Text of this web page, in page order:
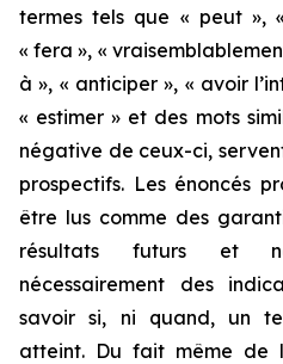
termes tels que « peut »,
« fera », «
à », « anticiper », « avoir
« estimer » et des mots
négative de ceux-ci,
prospectifs. Les énoncés
être lus comme des
résultats futurs et
nécessairement des
savoir si, ni quand, un
atteint. Du fait même de